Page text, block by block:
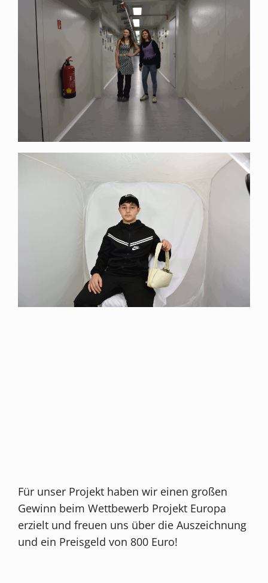
Für unser Projekt haben wir einen großen
Gewinn beim Wettbewerb Projekt Europa
erzielt und freuen uns über die Auszeichnung
und ein Preisgeld von 800 Euro!